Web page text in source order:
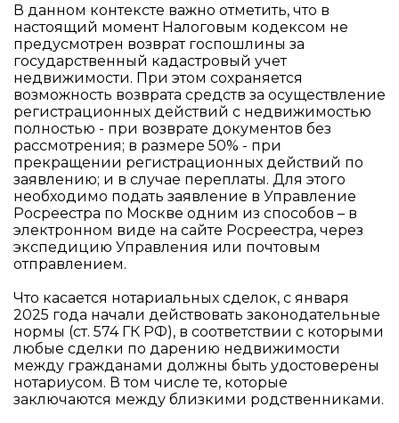
В данном контексте важно отметить, что в
настоящий момент Налоговым кодексом не
предусмотрен возврат госпошлины за
государственный кадастровый учет
недвижимости. При этом сохраняется
возможность возврата средств за осуществление
регистрационных действий с недвижимостью
полностью - при возврате документов без
рассмотрения; в размере 50% - при
прекращении регистрационных действий по
заявлению; и в случае переплаты. Для этого
необходимо подать заявление в Управление
Росреестра по Москве одним из способов – в
электронном виде на сайте Росреестра, через
экспедицию Управления или почтовым
отправлением.
Что касается нотариальных сделок, с января
2025 года начали действовать законодательные
нормы (ст. 574 ГК РФ), в соответствии с которыми
любые сделки по дарению недвижимости
между гражданами должны быть удостоверены
нотариусом. В том числе те, которые
заключаются между близкими родственниками.